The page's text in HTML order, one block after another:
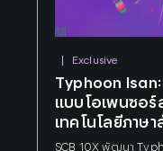
Exclusive
Tags: Research
Typhoon Isan:
แบบโอเพนซอร์
เทคโนโลยีภาษ
SCB 10X พัฒนา